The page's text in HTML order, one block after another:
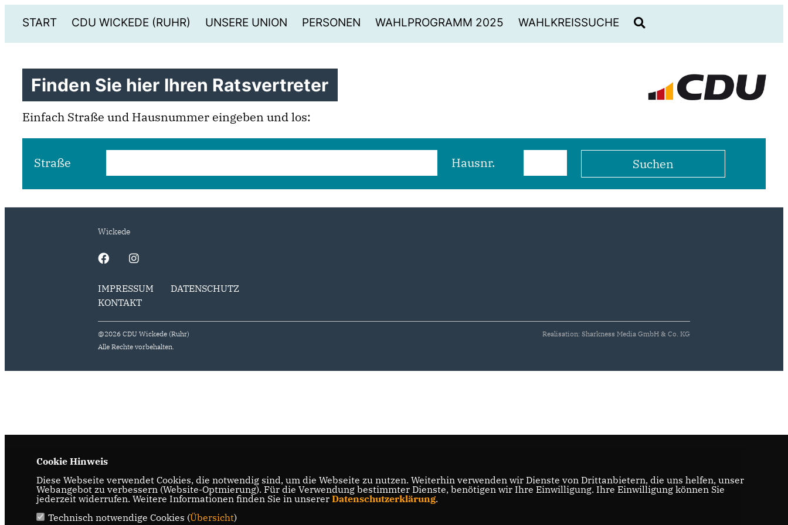
START CDU WICKEDE (RUHR) UNSERE UNION PERSONEN WAHLPROGRAMM 2025 WAHLKREISSUCHE
Finden Sie hier Ihren Ratsvertreter
Einfach Straße und Hausnummer eingeben und los:
Straße Hausnr.
Wickede
IMPRESSUM
DATENSCHUTZ
KONTAKT
@2026 CDU Wickede (Ruhr)
Alle Rechte vorbehalten.
Realisation: Sharkness Media GmbH & Co. KG
Cookie Hinweis
Diese Webseite verwendet Cookies, die notwendig sind, um die Webseite zu nutzen. Weiterhin verwenden wir Dienste von Drittanbietern, die uns helfen, unser
Webangebot zu verbessern (Website-Optmierung). Für die Verwendung bestimmter Dienste, benötigen wir Ihre Einwilligung. Ihre Einwilligung können Sie
jederzeit widerrufen. Weitere Informationen finden Sie in unserer Datenschutzerklärung.
Technisch notwendige Cookies (Übersicht)